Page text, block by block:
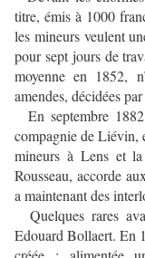
titre, émis à 1000
les mineurs veulent
pour sept jours de
moyenne en 1852,
amendes, décidées
En septembre
compagnie de Liévin,
mineurs à Lens et
Rousseau, accorde
a maintenant des
Quelques rares
Edouard Bollaert. En